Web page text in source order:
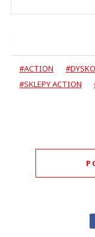
#ACTION
#SKLEPY ACTION